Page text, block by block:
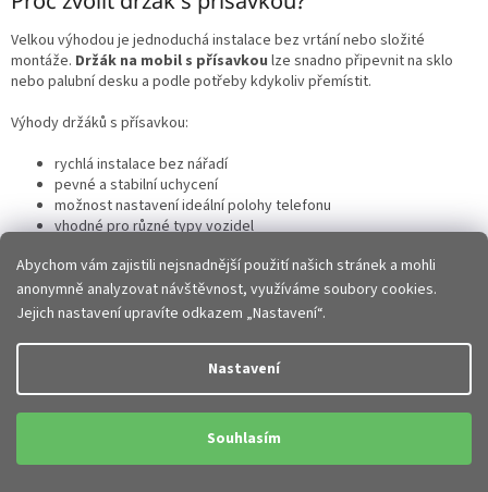
Abychom vám zajistili nejsnadnější použití našich stránek a mohli
anonymně analyzovat návštěvnost, využíváme soubory cookies.
Jejich nastavení upravíte odkazem „Nastavení“.
Nastavení
Souhlasím
u
Velkou výhodou je jednoduchá instalace bez vrtání nebo složité
montáže. Držák na mobil s přísavkou lze snadno připevnit na sklo
nebo palubní desku a podle potřeby kdykoliv přemístit.
Výhody držáků s přísavkou:
rychlá instalace bez nářadí
pevné a stabilní uchycení
možnost nastavení ideální polohy telefonu
vhodné pro různé typy vozidel
Praktické řešení pro každodenní používání telefonu během jízdy.
Jaké typy držáků s přísavkou existují?
V nabídce najdete různé varianty podle způsobu uchycení telefonu:
magnetické držáky s přísavkou– rychlé uchycení jednou